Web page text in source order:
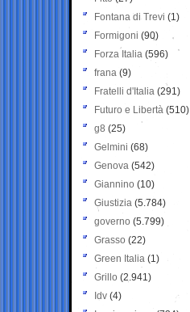
Fontana di Trevi (1)
Formigoni (90)
Forza Italia (596)
frana (9)
Fratelli d'Italia (291)
Futuro e Libertà (510)
g8 (25)
Gelmini (68)
Genova (542)
Giannino (10)
Giustizia (5.784)
governo (5.799)
Grasso (22)
Green Italia (1)
Grillo (2.941)
Idv (4)